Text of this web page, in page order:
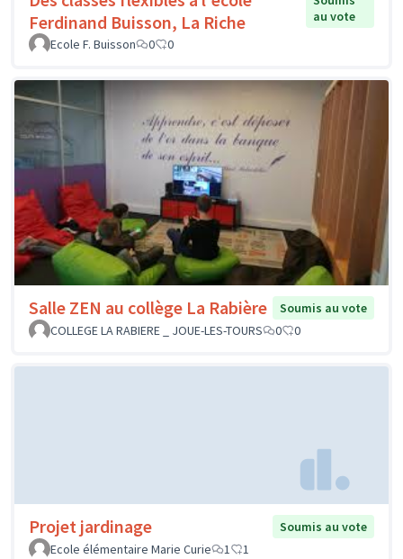
Ferdinand Buisson, La Riche
au vote
Ecole F. Buisson
0 0
Salle ZEN au collège La Rabière
Soumis au vote
COLLEGE LA RABIERE _ JOUE-LES-TOURS
0 0
Projet jardinage
Soumis au vote
Ecole élémentaire Marie Curie
1 1